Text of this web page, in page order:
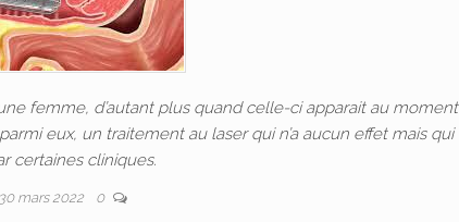
femme, d’autant plus quand celle-ci apparait au moment
eux, un traitement au laser qui n’a aucun effet mais qui
certaines cliniques.
30 mars 2022 0